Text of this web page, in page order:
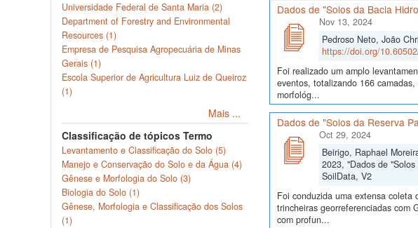
Universidade Federal de Santa Maria (2)
Department of Forestry and Environmental
Resources (1)
Empresa de Pesquisa Agropecuária de Minas
Gerais (1)
Escola Superior de Agricultura Luiz de Queiroz
(1)
Mais ...
Classificação de tópicos Termo
Levantamento e Classificação do Solo (5)
Manejo e Conservação do Solo e da Água (4)
Gênese e Morfologia do Solo (3)
Biologia do Solo (1)
Gênese, Morfologia e Classificação dos Solos
(1)
Dados de "Solos da Bacia
Nov 13, 2024
Pedroso Neto, João
https://doi.org/
Foi realizado um amplo
eventos, totalizando 166
morfológ...
Dados de "Solos da Reserva
Oct 29, 2024
Beirigo, Raphael
2023, "Dados de
SoilData, V2
Foi conduzida uma extensa
trincheiras georreferenciadas com
com profun...